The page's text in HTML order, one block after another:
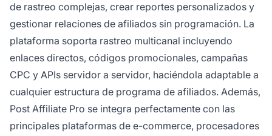
de rastreo complejas, crear reportes personalizados y
gestionar relaciones de afiliados sin programación. La
plataforma soporta rastreo multicanal incluyendo
enlaces directos, códigos promocionales, campañas
CPC y APIs servidor a servidor, haciéndola adaptable a
cualquier estructura de programa de afiliados. Además,
Post Affiliate Pro se integra perfectamente con las
principales plataformas de e-commerce, procesadores